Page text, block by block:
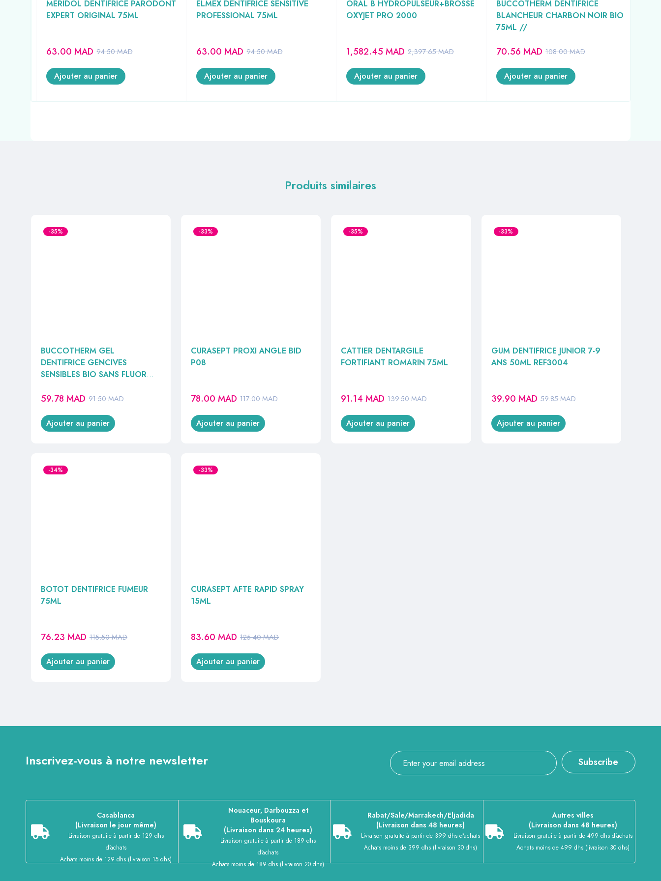
MERIDOL DENTIFRICE PARODONT
EXPERT ORIGINAL 75ML
94.50MAD
63.00 MAD
Ajouter au panier
ELMEX DENTIFRICE SENSITIVE
PROFESSIONAL 75ML
94.50MAD
63.00 MAD
Ajouter au panier
ORAL B HYDROPULSEUR+BROSSE
OXYJET PRO 2000
2,397.65MAD
1,582.45 MAD
Ajouter au panier
BUCCOTHERM DENTIFRICE
BLANCHEUR CHARBON NOIR BIO
75ML //
108.00MAD
70.56 MAD
Ajouter au panier
Produits similaires
-35%
BUCCOTHERM GEL
DENTIFRICE GENCIVES
SENSIBLES BIO SANS FLUOR
91.50MAD
59.78 MAD
Ajouter au panier
-33%
CURASEPT PROXI ANGLE BID
P08
117.00MAD
78.00MAD
Ajouter au panier
-35%
CATTIER DENTARGILE
FORTIFIANT ROMARIN 75ML
139.50MAD
91.14MAD
Ajouter au panier
-33%
GUM DENTIFRICE JUNIOR 7-9
ANS 50ML REF3004
59.85MAD
39.90 MAD
Ajouter au panier
-34%
BOTOT DENTIFRICE FUMEUR
75ML
115.50MAD
76.23 MAD
Ajouter au panier
-33%
CURASEPT AFTE RAPID SPRAY
15ML
125.40MAD
83.60MAD
Ajouter au panier
Inscrivez-vous à notre newsletter Subscribe
Casablanca
(Livraison le jour même)
Livraison gratuite à partir de 129 dhs
d'achats
Achats moins de 129 dhs (livraison 15 dhs)
Nouaceur, Darbouzza et
Bouskoura
(Livraison dans 24 heures)
Livraison gratuite à partir de 189 dhs
d'achats
Achats moins de 189 dhs (livraison 20 dhs)
Rabat/Sale/Marrakech/Eljadida
(Livraison dans 48 heures)
Livraison gratuite à partir de 399 dhs d'achats
Achats moins de 399 dhs (livraison 30 dhs)
Autres villes
(Livraison dans 48 heures)
Livraison gratuite à partir de 499 dhs d'achats
Achats moins de 499 dhs (livraison 30 dhs)